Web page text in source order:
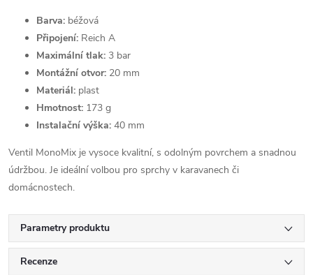
Barva: béžová
Připojení: Reich A
Maximální tlak: 3 bar
Montážní otvor: 20 mm
Materiál: plast
Hmotnost: 173 g
Instalační výška: 40 mm
Ventil MonoMix je vysoce kvalitní, s odolným povrchem a snadnou
údržbou. Je ideální volbou pro sprchy v karavanech či
domácnostech.
Parametry produktu
Recenze